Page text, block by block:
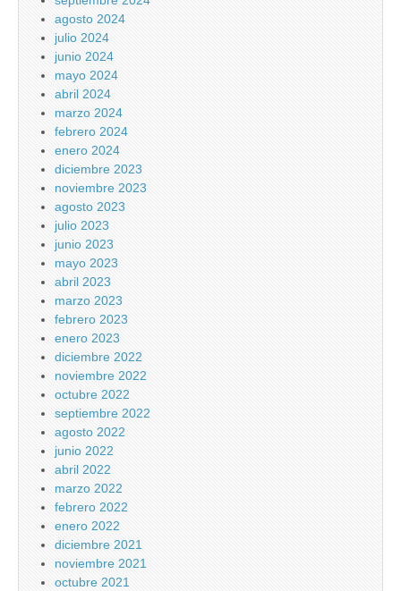
agosto 2024
julio 2024
junio 2024
mayo 2024
abril 2024
marzo 2024
febrero 2024
enero 2024
diciembre 2023
noviembre 2023
agosto 2023
julio 2023
junio 2023
mayo 2023
abril 2023
marzo 2023
febrero 2023
enero 2023
diciembre 2022
noviembre 2022
octubre 2022
septiembre 2022
agosto 2022
junio 2022
abril 2022
marzo 2022
febrero 2022
enero 2022
diciembre 2021
noviembre 2021
octubre 2021